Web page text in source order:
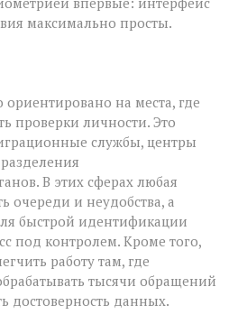
максимально просты.
ориентировано на места, где
проверки личности. Это
службы, центры
В этих сферах любая
очереди и неудобства, а
быстрой идентификации
под контролем. Кроме того,
работу там, где
тысячи обращений
достоверность данных.